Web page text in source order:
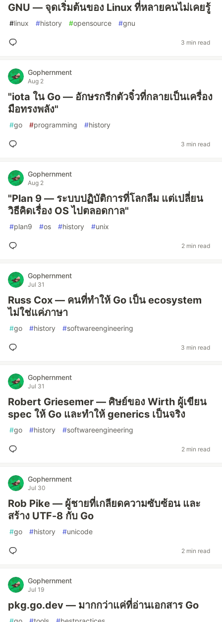
GNU — จุดเริ่มต้นของ Linux ที่หลายคนไม่เคยรู้
#linux #history #opensource #gnu
3 min read
Gophernment
Aug 2
"iota ใน Go — อักษรกรีกตัวจิ๋วที่กลายเป็นเครื่อง
มือทรงพลัง"
#go #programming #history
3 min read
Gophernment
Aug 2
"Plan 9 — ระบบปฏิบัติการที่โลกลืม แต่เปลี่ยน
วิธีคิดเรื่อง OS ไปตลอดกาล"
#plan9 #os #history #unix
2 min read
Gophernment
Jul 31
Russ Cox — คนที่ทำให้ Go เป็น ecosystem
ไม่ใช่แค่ภาษา
#go #history #softwareengineering
3 min read
Gophernment
Jul 31
Robert Griesemer — ศิษย์ของ Wirth ผู้เขียน
spec ให้ Go และทำให้ generics เป็นจริง
#go #history #softwareengineering
2 min read
Gophernment
Jul 30
Rob Pike — ผู้ชายที่เกลียดความซับซ้อน และ
สร้าง UTF-8 กับ Go
#go #history #unicode
2 min read
Gophernment
Jul 19
pkg.go.dev — มากกว่าแค่ที่อ่านเอกสาร Go